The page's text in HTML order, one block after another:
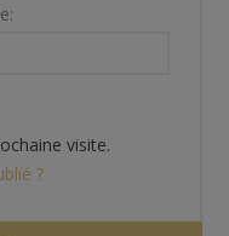
visite.
?